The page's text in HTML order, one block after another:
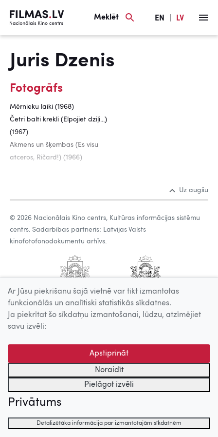
Meklēt EN LV
Juris Dzenis
Fotogrāfs
Mērnieku laiki (1968)
Četri balti krekli (Elpojiet dziļi...)
(1967)
Akmens un šķembas (Es visu
atceros, Ričard!) (1966)
Uz augšu
© 2026 Nacionālais Kino centrs, Kultūras informācijas sistēmu
centrs. Sadarbības partneris: Latvijas Valsts
kinofotofonodokumentu arhīvs.
Ar Jūsu piekrišanu šajā vietnē var tikt izmantotas
funkcionālās un analītiski statistikās sīkdatnes.
Ja piekrītat šo sīkdatņu izmantošanai, lūdzu, atzīmējiet
savu izvēli:
Apstiprināt
Noraidīt
Pielāgot izvēli
Privātums
Detalizētāka informācija par izmantotajām sīkdatnēm